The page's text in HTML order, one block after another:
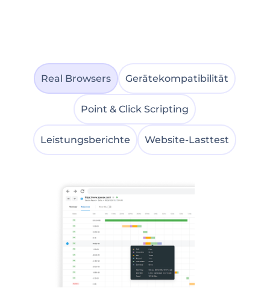
Real Browsers Gerätekompatibilität
Point & Click Scripting
Leistungsberichte Website-Lasttest